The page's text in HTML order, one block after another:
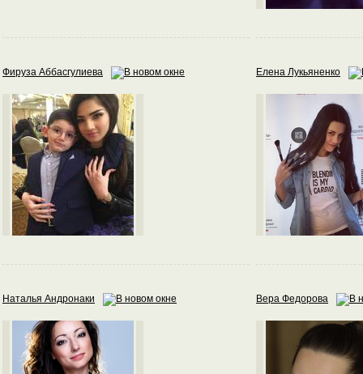
Фируза Аббасгулиева Елена Лукьяненко
Наталья Андронаки Вера Федорова